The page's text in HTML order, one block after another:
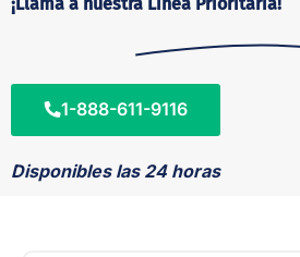
1-888-611-9116
Disponibles las 24 horas